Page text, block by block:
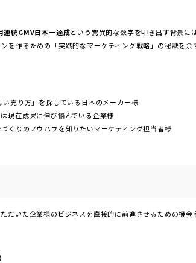
連続GMV日本一達成という驚異的な数字を叩き出す背景に
を作るための「実践的なマーケティング戦略」の秘訣を余
売り方」を探している日本のメーカー様
現在成果に伸び悩んでいる企業様
くりのノウハウを知りたいマーケティング担当者様
だいた企業様のビジネスを直接的に前進させるための機会